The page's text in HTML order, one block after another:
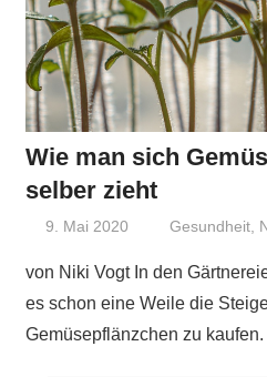
Wie man sich
selber zieht
9. Mai 2020 Niki Vogt
Gesundheit
von Niki Vogt In den
es schon eine Weile die
Gemüsepflänzchen zu